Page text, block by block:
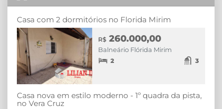
Casa com 2 dormitórios no Florida Mirim
R$ 260.000,00
Balneário Flórida Mirim
2 3
Casa nova em estilo moderno - 1º quadra da pista,
no Vera Cruz